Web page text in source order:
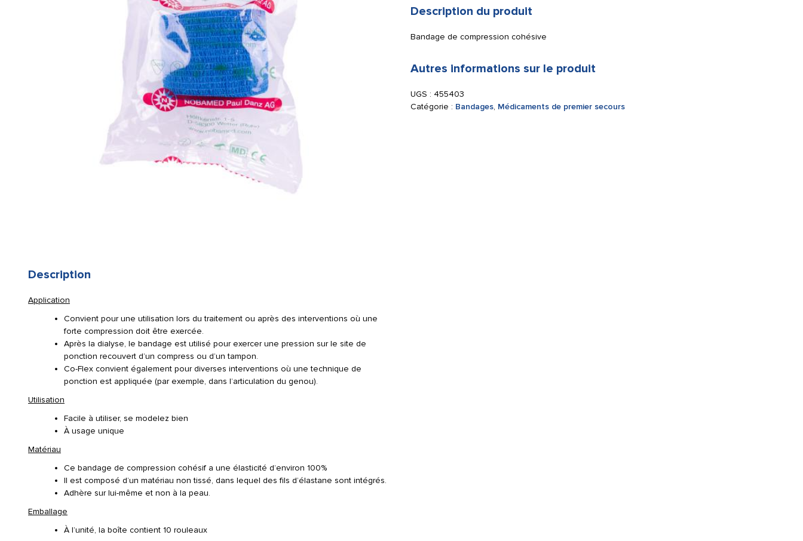
Description
Application
Convient pour une utilisation lors du traitement ou après des interventions où une
forte compression doit être exercée.
Après la dialyse, le bandage est utilisé pour exercer une pression sur le site de
ponction recouvert d’un compress ou d’un tampon.
Co-Flex convient également pour diverses interventions où une technique de
ponction est appliquée (par exemple, dans l’articulation du genou).
Utilisation
Facile à utiliser, se modelez bien
À usage unique
Matériau
Ce bandage de compression cohésif a une élasticité d’environ 100%
Il est composé d’un matériau non tissé, dans lequel des fils d’élastane sont intégrés.
Adhère sur lui-même et non à la peau.
Emballage
À l’unité, la boîte contient 10 rouleaux
m
bleu
Description du produit
Bandage de compression cohésive
Autres informations sur le produit
UGS : 455403
Catégorie : Bandages, Médicaments de premier secours